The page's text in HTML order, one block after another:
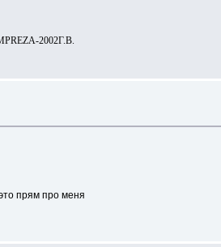
2002Г.В.
прям про меня